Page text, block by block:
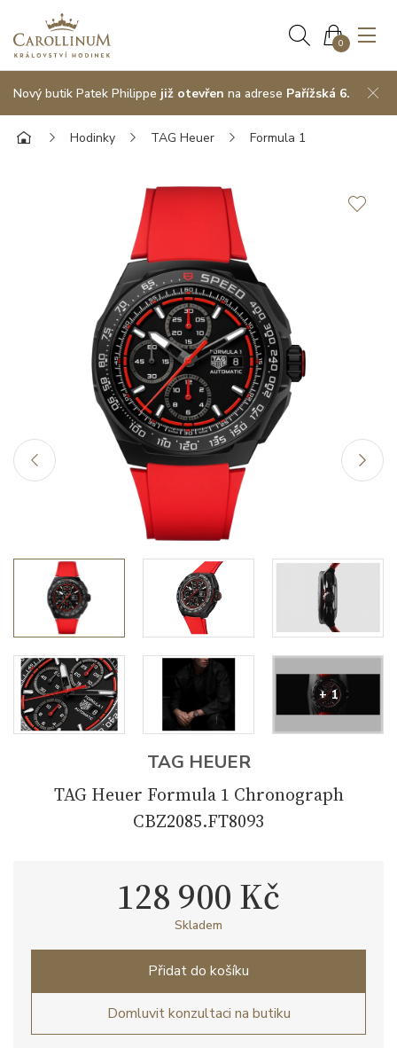
0
Nový butik Patek Philippe již otevřen na adrese Pařížská 6.
Hodinky TAG Heuer Formula 1
+ 1
TAG HEUER
TAG Heuer Formula 1 Chronograph
CBZ2085.FT8093
128 900 Kč
Skladem
Přidat do košíku
Domluvit konzultaci na butiku